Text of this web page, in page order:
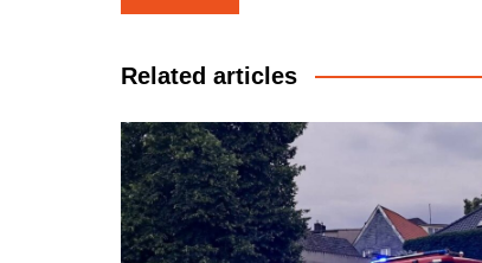
Navigation
Related articles